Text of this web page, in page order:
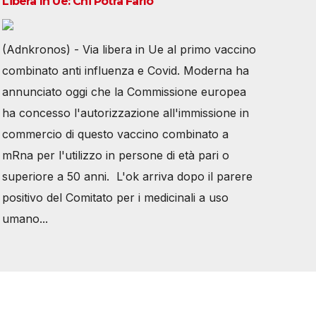
(Adnkronos) - Via libera in Ue al primo vaccino
combinato anti influenza e Covid. Moderna ha
annunciato oggi che la Commissione europea
ha concesso l'autorizzazione all'immissione in
commercio di questo vaccino combinato a
mRna per l'utilizzo in persone di età pari o
superiore a 50 anni. L'ok arriva dopo il parere
positivo del Comitato per i medicinali a uso
umano...